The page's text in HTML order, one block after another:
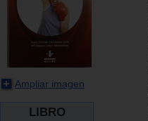
Ampliar imagen
LIBRO